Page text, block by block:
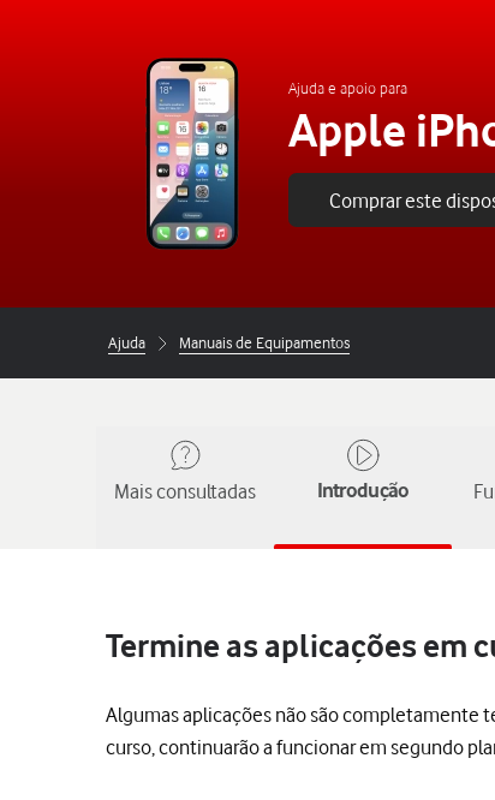
Ajuda e apoio para
Apple
Comprar este
Ajuda Manuais de Equipamentos
Mais consultadas Introdução
Termine as aplicações em
Algumas aplicações não são completamente
curso, continuarão a funcionar em segundo